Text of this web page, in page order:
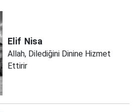
Elif Nisa
Allah, Dilediğini Dinine Hizmet
Ettirir